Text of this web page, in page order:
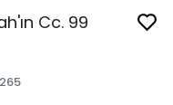
Cc. 99